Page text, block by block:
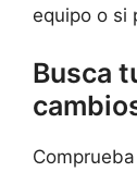
equipo o si
Busca